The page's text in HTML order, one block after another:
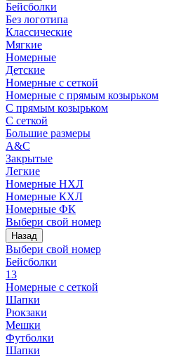
Бейсболки
Без логотипа
Классические
Мягкие
Номерные
Детские
Номерные с сеткой
Номерные с прямым козырьком
С прямым козырьком
С сеткой
Большие размеры
A&C
Закрытые
Легкие
Номерные НХЛ
Номерные КХЛ
Номерные ФК
Выбери свой номер
Назад
Выбери свой номер
Бейсболки
13
Номерные с сеткой
Шапки
Рюкзаки
Мешки
Футболки
Шапки